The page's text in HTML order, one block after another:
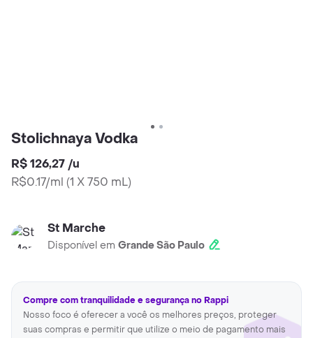
Stolichnaya Vodka
R$ 126,27 /u
R$0.17/ml (1 X 750 mL)
St Marche
Disponível em Grande São Paulo
Compre com tranquilidade e segurança no Rappi
Nosso foco é oferecer a você os melhores preços, proteger
suas compras e permitir que utilize o meio de pagamento mais